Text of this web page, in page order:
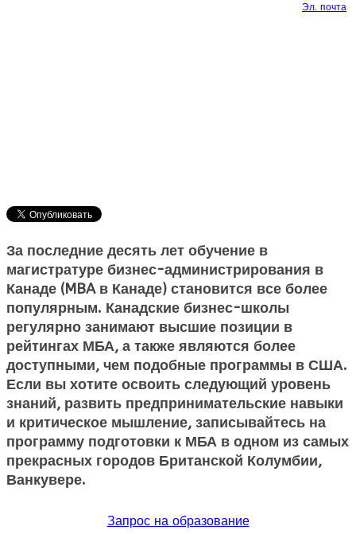
Эл. почта
За последние десять лет обучение в
магистратуре бизнес-администрирования в
Канаде (MBA в Канаде) становится все более
популярным. Канадские бизнес-школы
регулярно занимают высшие позиции в
рейтингах МБА, а также являются более
доступными, чем подобные программы в США.
Если вы хотите освоить следующий уровень
знаний, развить предпринимательские навыки
и критическое мышление, записывайтесь на
программу подготовки к МБА в одном из самых
прекрасных городов Британской Колумбии,
Ванкувере.
Запрос на образование